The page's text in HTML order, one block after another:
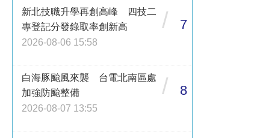
新北技職升學再創高峰 四技二
專登記分發錄取率創新高
2026-08-06 15:58
/ 7
白海豚颱風來襲 台電北南區處
加強防颱整備
2026-08-07 13:55
/ 8